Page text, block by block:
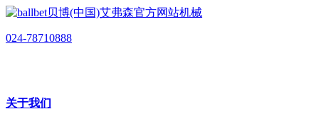
024-78710888
关于我们